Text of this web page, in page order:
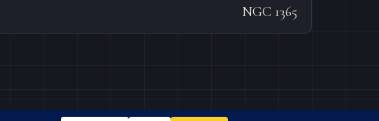
NGC 1365
BEGUES · 41.33°N · 1.92°E